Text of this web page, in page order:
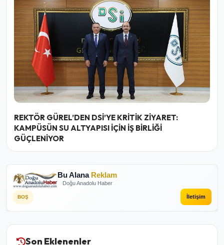
REKTÖR GÜREL’DEN DSİ’YE KRİTİK ZİYARET:
KAMPÜSÜN SU ALTYAPISI İÇİN İŞ BİRLİĞİ
GÜÇLENİYOR
Bu Alana Reklam
Doğu Anadolu Haber
BOŞ İletişim
Son Eklenenler